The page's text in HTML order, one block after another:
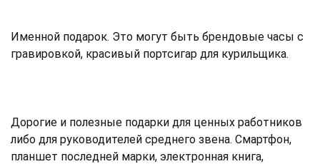
Именной подарок. Это могут быть брендовые часы с
гравировкой, красивый портсигар для курильщика.
Дорогие и полезные подарки для ценных работников
либо для руководителей среднего звена. Смартфон,
планшет последней марки, электронная книга,